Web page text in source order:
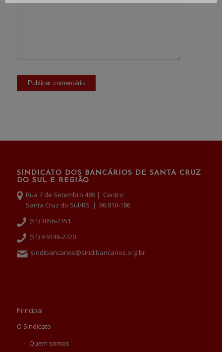
SINDICATO DOS BANCÁRIOS DE SANTA CRUZ
DO SUL E REGIÃO
Rua 7 de Setembro,489 | Centro
Santa Cruz do Sul/RS | 96.810-186
(51) 3056-2351
(51) 9 9146-2720
sindibancarios@sindibancarios.org.br
Principal
O Sindicato
Quem somos